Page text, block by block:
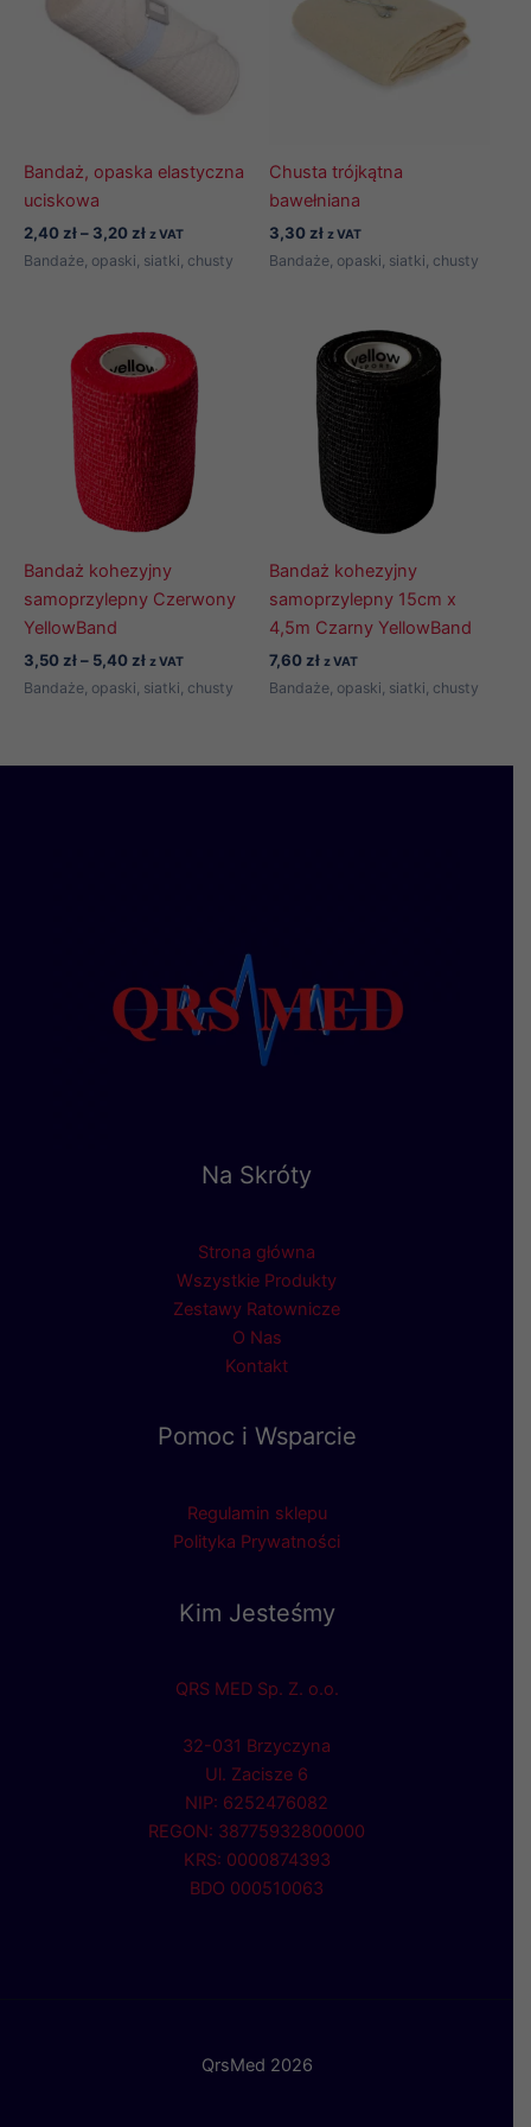
Bandaż, opaska elastyczna
uciskowa
2,40 zł– 3,20 złZakres
cen:
od
3,20 zł
z VAT
Bandaże, opaski, siatki, chusty
Chusta trójkątna
bawełniana
3,30 zł z VAT
Bandaże, opaski, siatki, chusty
Bandaż kohezyjny
samoprzylepny Czerwony
YellowBand
3,50 zł– 5,40 złZakres
cen:
od
z VAT
Bandaże, opaski, siatki, chusty
Bandaż kohezyjny
samoprzylepny 15cm x
4,5m Czarny YellowBand
7,60 zł z VAT
Bandaże, opaski, siatki, chusty
Na Skróty
Strona główna
Wszystkie Produkty
Zestawy Ratownicze
O Nas
Kontakt
Pomoc i Wsparcie
Regulamin sklepu
Polityka Prywatności
Kim Jesteśmy
QRS MED Sp. Z. o.o.
32-031 Brzyczyna
Ul. Zacisze 6
NIP: 6252476082
REGON: 38775932800000
KRS: 0000874393
BDO 000510063
QrsMed 2026